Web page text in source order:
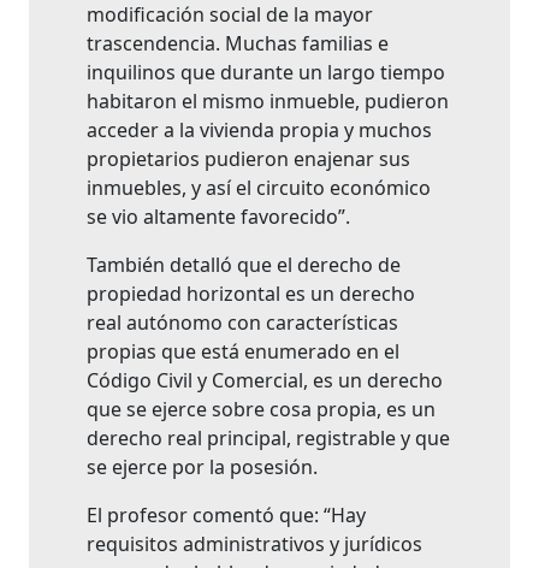
modificación social de la mayor
trascendencia. Muchas familias e
inquilinos que durante un largo tiempo
habitaron el mismo inmueble, pudieron
acceder a la vivienda propia y muchos
propietarios pudieron enajenar sus
inmuebles, y así el circuito económico
se vio altamente favorecido”.
También detalló que el derecho de
propiedad horizontal es un derecho
real autónomo con características
propias que está enumerado en el
Código Civil y Comercial, es un derecho
que se ejerce sobre cosa propia, es un
derecho real principal, registrable y que
se ejerce por la posesión.
El profesor comentó que: “Hay
requisitos administrativos y jurídicos